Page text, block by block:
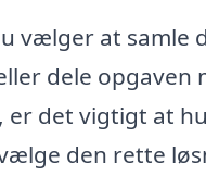
vælger at samle
dele opgaven
er det vigtigt at
den rette